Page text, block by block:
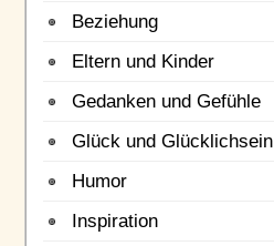
Beziehung
Eltern und Kinder
Gedanken und Gefühle
Glück und Glücklichsein
Humor
Inspiration